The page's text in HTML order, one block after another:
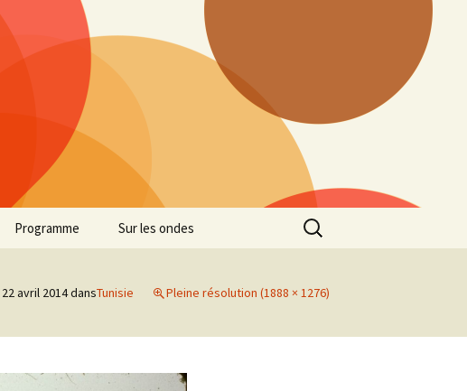
Programme Sur les ondes
Rechercher :
22 avril 2014dansTunisie Pleine résolution (1888 × 1276)